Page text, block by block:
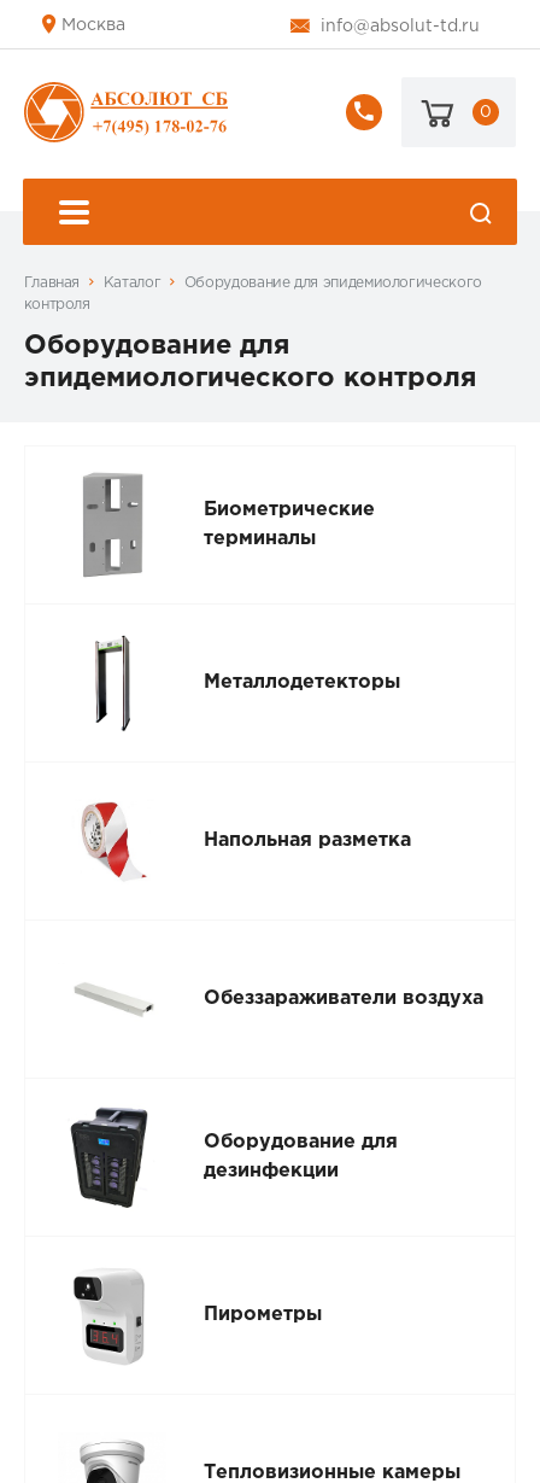
Москва info@absolut-td.ru
+7
178-
0
Главная Каталог
Оборудование для эпидемиологического
контроля
Оборудование для
эпидемиологического контроля
Биометрические
терминалы
Металлодетекторы
Напольная разметка
Обеззараживатели воздуха
Оборудование для
дезинфекции
Пирометры
Тепловизионные камеры